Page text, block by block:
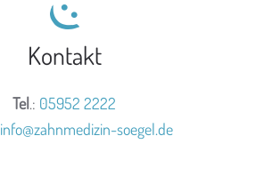
Kontakt
Tel.: 05952 2222
info@zahnmedizin-soegel.de